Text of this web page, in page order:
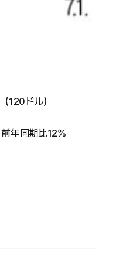
120ドル）
年同期比12%